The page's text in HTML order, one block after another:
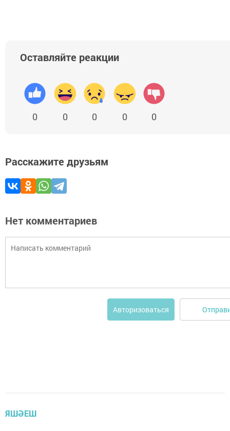
Оставляйте реакции
0 0 0 0 0
Расскажите друзьям
Нет комментариев
Авторизоваться
ЯШӘЕШ